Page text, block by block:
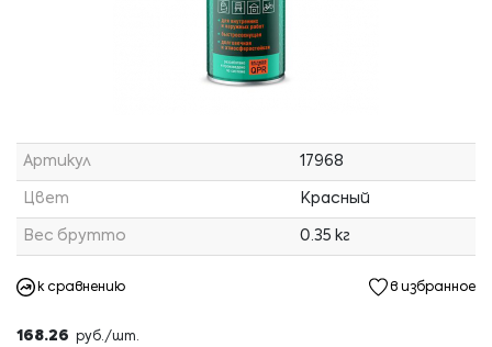
Артикул 17968
Цвет Красный
Вес брутто 0.35 кг
к сравнению в избранное
168.26 руб./шт.